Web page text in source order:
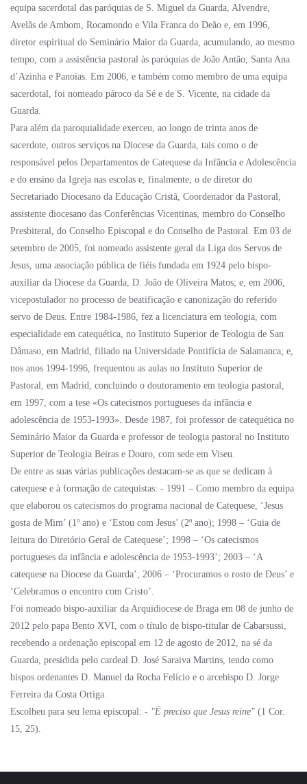
equipa sacerdotal das paróquias de S. Miguel da Guarda, Alvendre,
Avelãs de Ambom, Rocamondo e Vila Franca do Deão e, em 1996,
diretor espiritual do Seminário Maior da Guarda, acumulando, ao mesmo
tempo, com a assistência pastoral às paróquias de João Antão, Santa Ana
d’Azinha e Panoias. Em 2006, e também como membro de uma equipa
sacerdotal, foi nomeado pároco da Sé e de S. Vicente, na cidade da
Guarda.
Para além da paroquialidade exerceu, ao longo de trinta anos de
sacerdote, outros serviços na Diocese da Guarda, tais como o de
responsável pelos Departamentos de Catequese da Infância e Adolescência
e do ensino da Igreja nas escolas e, finalmente, o de diretor do
Secretariado Diocesano da Educação Cristã, Coordenador da Pastoral,
assistente diocesano das Conferências Vicentinas, membro do Conselho
Presbiteral, do Conselho Episcopal e do Conselho de Pastoral. Em 03 de
setembro de 2005, foi nomeado assistente geral da Liga dos Servos de
Jesus, uma associação pública de fiéis fundada em 1924 pelo bispo-
auxiliar da Diocese da Guarda, D. João de Oliveira Matos; e, em 2006,
vicepostulador no processo de beatificação e canonização do referido
servo de Deus. Entre 1984-1986, fez a licenciatura em teologia, com
especialidade em catequética, no Instituto Superior de Teologia de San
Dâmaso, em Madrid, filiado na Universidade Pontifícia de Salamanca; e,
nos anos 1994-1996, frequentou as aulas no Instituto Superior de
Pastoral, em Madrid, concluindo o doutoramento em teologia pastoral,
em 1997, com a tese «Os catecismos portugueses da infância e
adolescência de 1953-1993». Desde 1987, foi professor de catequética no
Seminário Maior da Guarda e professor de teologia pastoral no Instituto
Superior de Teologia Beiras e Douro, com sede em Viseu.
De entre as suas várias publicações destacam-se as que se dedicam à
catequese e à formação de catequistas: - 1991 – Como membro da equipa
que elaborou os catecismos do programa nacional de Catequese, ‘Jesus
gosta de Mim’ (1º ano) e ‘Estou com Jesus’ (2º ano); 1998 – ‘Guia de
leitura do Diretório Geral de Catequese’; 1998 – ‘Os catecismos
portugueses da infância e adolescência de 1953-1993’; 2003 – ‘A
catequese na Diocese da Guarda’; 2006 – ‘Procuramos o rosto de Deus’ e
‘Celebramos o encontro com Cristo’.
Foi nomeado bispo-auxiliar da Arquidiocese de Braga em 08 de junho de
2012 pelo papa Bento XVI, com o título de bispo-titular de Cabarsussi,
recebendo a ordenação episcopal em 12 de agosto de 2012, na sé da
Guarda, presidida pelo cardeal D. José Saraiva Martins, tendo como
bispos ordenantes D. Manuel da Rocha Felício e o arcebispo D. Jorge
Ferreira da Costa Ortiga.
Escolheu para seu lema episcopal: - "É preciso que Jesus reine" (1 Cor.
15, 25).